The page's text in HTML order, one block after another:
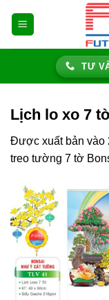
TƯ
Lịch lo xo 7
Được xuất bản vào
treo tường 7 tờ